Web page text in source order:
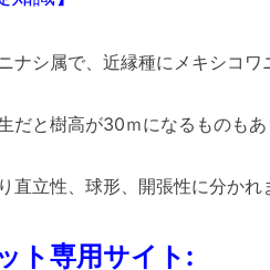
ナシ属で、近縁種にメキシコワ
だと樹高が30ｍになるものもあ
立性、球形、開張性に分かれ
ト専用サイト: